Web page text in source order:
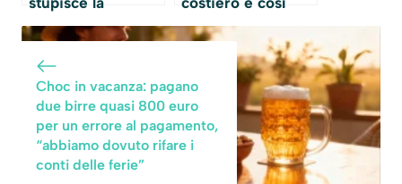
scienza: gli alberi
crescono a ritmo
record,
smentendo ogni
previsione sul
cambiamento
climatico
esclusivo che
persino gli italiani
faticano a trovarvi
alloggio
Choc in vacanza: pagano
due birre quasi 800 euro
per un errore al pagamento,
“abbiamo dovuto rifare i
conti delle ferie”